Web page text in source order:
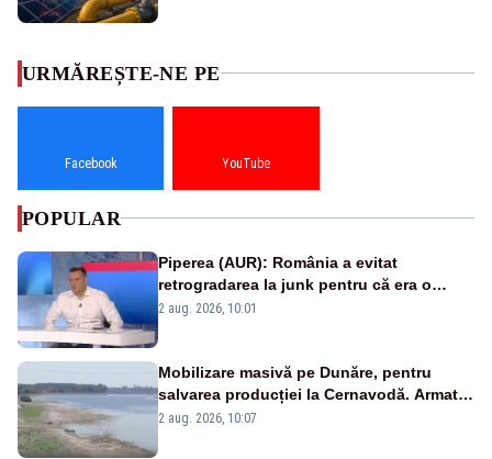
URMĂREȘTE-NE PE
Facebook YouTube
POPULAR
Piperea (AUR): România a evitat
retrogradarea la junk pentru că era o
catastrofă pentru bănci și fondurile de
2 aug. 2026, 10:01
Mobilizare masivă pe Dunăre, pentru
salvarea producției la Cernavodă. Armata
va detona o stâncă și va devia apa
2 aug. 2026, 10:07